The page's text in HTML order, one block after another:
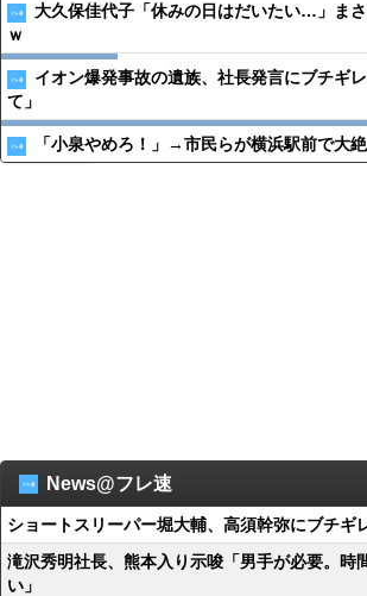
大久保佳代子「休みの日はだいたい…」ま
ｗ
イオン爆発事故の遺族、社長発言にブチギ
て」
「小泉やめろ！」→市民らが横浜駅前で大
News@フレ速
ショートスリーパー堀大輔、高須幹弥にブチギ
滝沢秀明社長、熊本入り示唆「男手が必要。時
い」